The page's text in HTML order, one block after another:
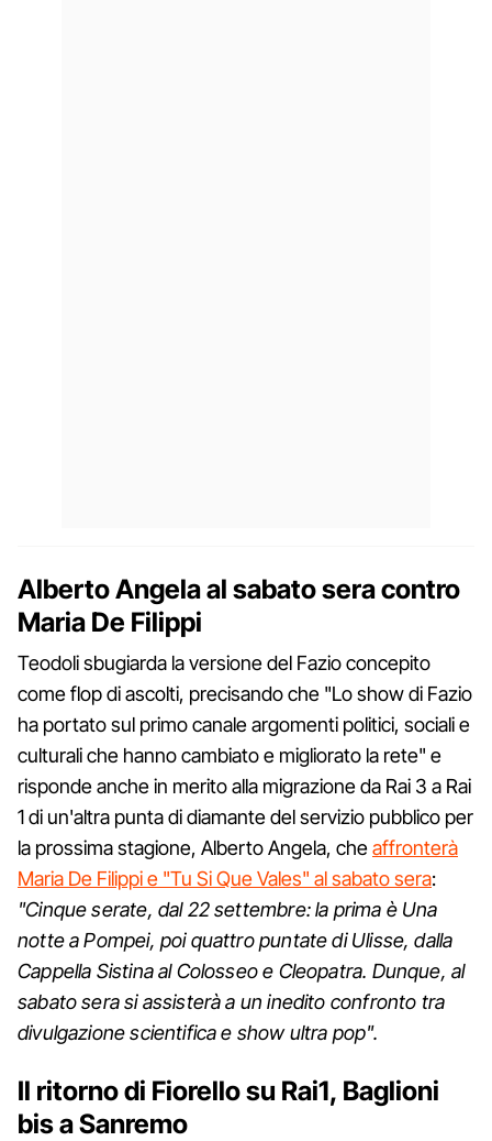
Alberto Angela al sabato sera contro
Maria De Filippi
Teodoli sbugiarda la versione del Fazio concepito
come flop di ascolti, precisando che "Lo show di Fazio
ha portato sul primo canale argomenti politici, sociali e
culturali che hanno cambiato e migliorato la rete" e
risponde anche in merito alla migrazione da Rai 3 a Rai
1 di un'altra punta di diamante del servizio pubblico per
la prossima stagione, Alberto Angela, cheaffronterà
Maria De Filippi e "Tu Si Que Vales" al sabato sera:
"Cinque serate, dal 22 settembre: la prima è Una
notte a Pompei, poi quattro puntate di Ulisse, dalla
Cappella Sistina al Colosseo e Cleopatra. Dunque, al
sabato sera si assisterà a un inedito confronto tra
divulgazione scientifica e show ultra pop".
Il ritorno di Fiorello su Rai1, Baglioni
bis a Sanremo